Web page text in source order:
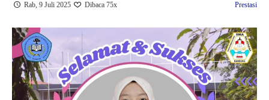
Rab, 9 Juli 2025 Dibaca 75x Prestasi